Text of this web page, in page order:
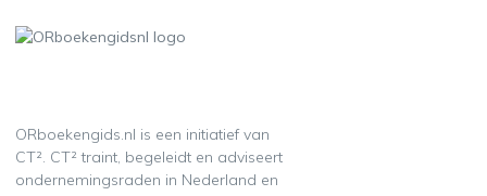
ORboekengids.nl is een initiatief van
CT². CT² traint, begeleidt en adviseert
ondernemingsraden in Nederland en